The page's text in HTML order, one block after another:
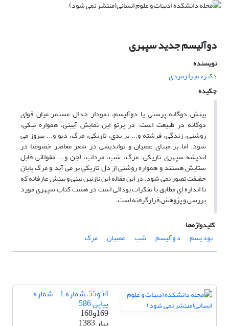
دوآلیسم جدید سپهری
نویسنده
دکترحمیرا زمردى
چکیده
بینش دوگانه پرستی یا دوآلیسم، نمودار جدال مستمر میان قوای
دوگانه در طبیعت است. در پرتو این نمایش آیینی، همواره نیکی،
روشنی، زندگی، فرشته و... بر بدی، تاریکی، مرگ، دیو و... پیروز می
شود. اما بر مبنای عصیان و نواندیشی در شعر معاصر خصوصا در
اندیشه سپهری تاریکی، مرگ، شب، مرداب، لجن و... مقولاتی قابل
ستایش هستند و همواره روشنی از دل تاریکی بر می آید و مرگ پایان
حقیقت تصور نمی شود. در این مقاله این نازنین بینی و بینش عارفانه که
تا اندازه ای مطابق با تفکرات بودائی است در هشت کتاب سپهری مورد
بررسی و پژوهش قرارگرفته است.
کلیدواژه‌ها
بود یسم
د وآلیسم شب عصیان مرگ
54و55، شماره 1 - شماره
پیاپی 586
169و168